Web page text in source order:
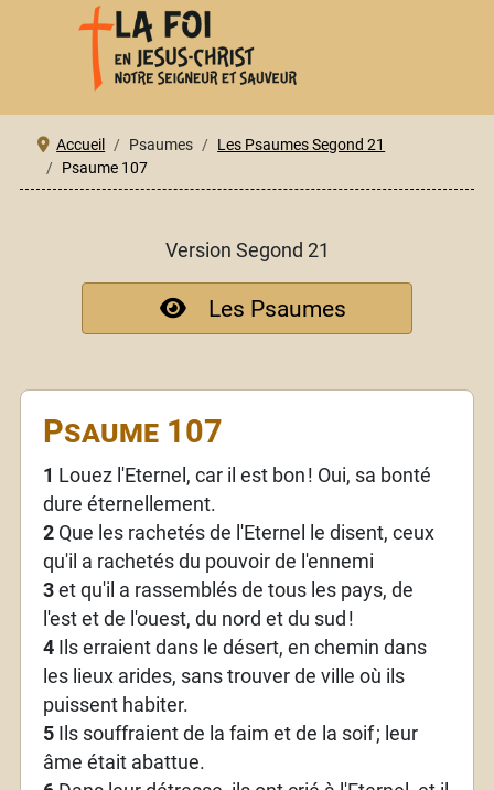
Accueil Psaumes
Les Psaumes Segond 21
Psaume 107
Version Segond 21
Les Psaumes
Psaume 107
1 Louez l'Eternel, car il est bon ! Oui, sa bonté
dure éternellement.
2Que les rachetés de l'Eternel le disent, ceux
qu'il a rachetés du pouvoir de l'ennemi
3et qu'il a rassemblés de tous les pays, de
l'est et de l'ouest, du nord et du sud !
4Ils erraient dans le désert, en chemin dans
les lieux arides, sans trouver de ville où ils
puissent habiter.
5Ils souffraient de la faim et de la soif; leur
âme était abattue.